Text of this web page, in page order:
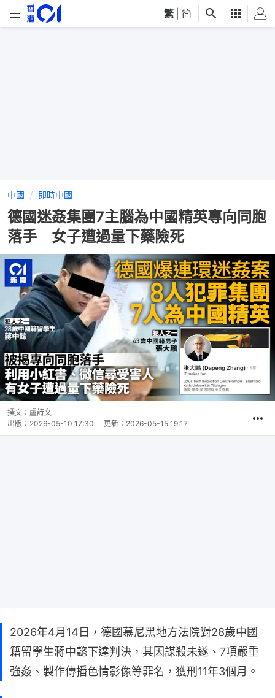
繁 简
中國 即時中國
德國迷姦集團7主腦為中國精英專向同胞
落手 女子遭過量下藥險死
撰文： 盧詩文
出版： 2026-05-10 17:30 更新： 2026-05-15 19:17
2026年4月14日，德國慕尼黑地方法院對28歲中國
籍留學生蔣中懿下達判決，其因謀殺未遂、7項嚴重
強姦、製作傳播色情影像等罪名，獲刑11年3個月。